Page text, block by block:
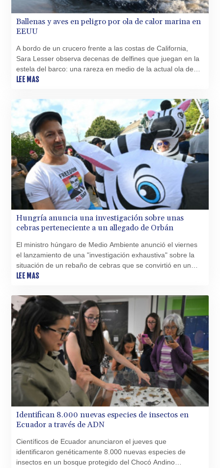
Ballenas y aves en peligro por ola de calor marina en
EEUU
A bordo de un crucero frente a las costas de California,
Sara Lesser observa decenas de delfines que juegan en la
estela del barco: una rareza en medio de la actual ola de
calor marina, según esta guía del acuario de Long Beach.
LEE MAS
Hungría anuncia una investigación sobre unas
cebras perteneciente a un allegado de Orbán
El ministro húngaro de Medio Ambiente anunció el viernes
el lanzamiento de una "investigación exhaustiva" sobre la
situación de un rebaño de cebras que se convirtió en un
símbolo de las acusaciones de corrupción y de los abusos
Orbán.
LEE MAS
Identifican 8.000 nuevas especies de insectos en
Ecuador a través de ADN
Científicos de Ecuador anunciaron el jueves que
identificaron genéticamente 8.000 nuevas especies de
insectos en un bosque protegido del Chocó Andino